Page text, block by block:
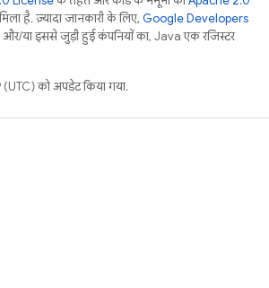
है. ज़्यादा जानकारी के लिए, Google Developers
या इससे जुड़ी हुई कंपनियों का, Java एक रजिस्टर
को अपडेट किया गया.